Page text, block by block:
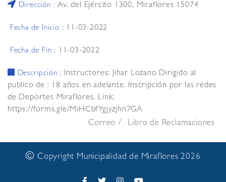
Dirección :Av. del Ejército 1300, Miraflores 15074
Fecha de Inicio : 11-03-2022
Fecha de Fin : 11-03-2022
Descripción : Instructores: Jihar Lozano Dirigido al
publico de : 18 años en adelante. Inscripción por las redes
de Deportes Miraflores. Link:
https://forms.gle/MiHCbfYgjyzjhn7GA
Correo Libro de Reclamaciones
© Copyright Municipalidad de Miraflores 2026